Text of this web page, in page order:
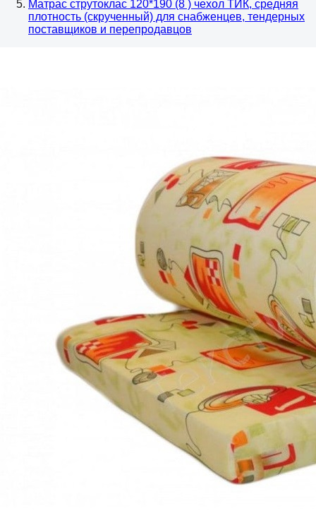
Матрас струтоклас 120*190 (8 ) чехол ТИК, средняя
плотность (скрученный) для снабженцев, тендерных
поставщиков и перепродавцов